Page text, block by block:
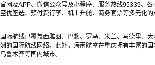
网及APP、微信公众号及小程序、服务热线95339、
优座选、预付费行李、机上升舱、商务套票等多元化
际航线已覆盖西雅图、巴黎、罗马、米兰、马德里、
的国际航线网络。此外，海南航空在重庆拥有丰富的国
鲁木齐等国内城市。